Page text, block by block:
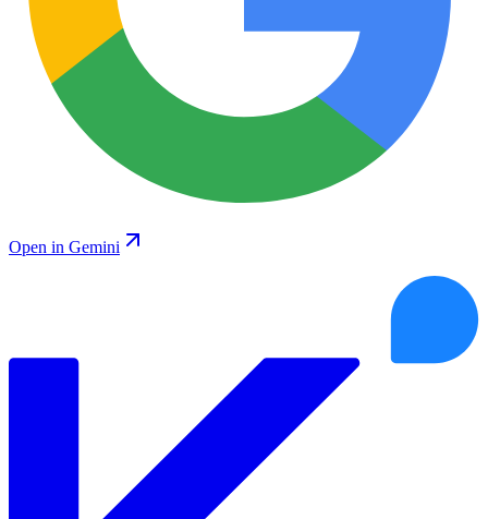
Open in Gemini